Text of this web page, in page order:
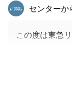
東急リバブ
センターか
この度は東急
ドを全面に押